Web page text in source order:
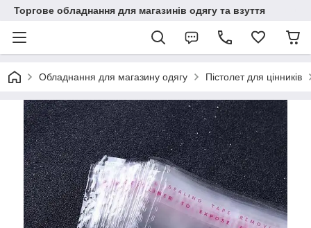
Торгове обладнання для магазинів одягу та взуття
Обладнання для магазину одягу Пістолет для цінників